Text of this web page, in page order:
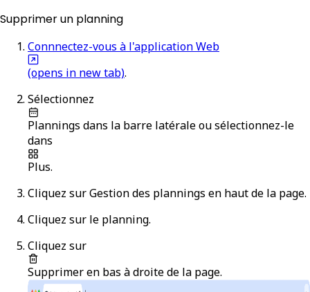
Supprimer un planning
Connnectez-vous à l'application Web
(opens in new tab).
Sélectionnez
Plannings dans la barre latérale ou sélectionnez-le
dans
Plus.
Cliquez surGestion des plannings en haut de la page.
Cliquez sur le planning.
Cliquez sur
Supprimeren bas à droite de la page.